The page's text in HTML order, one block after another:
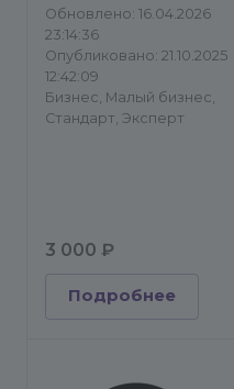
Обновлено: 16.04.2026
23:14:36
Опубликовано: 21.10.2025
12:42:09
Бизнес, Малый бизнес,
Стандарт, Эксперт
3 000 ₽
Подробнее